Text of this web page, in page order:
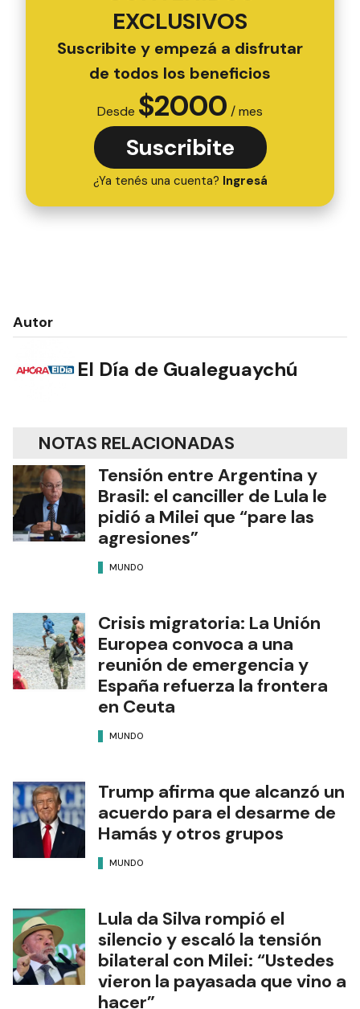
EXCLUSIVOS
Suscribite y empezá a disfrutar
de todos los beneficios
Desde $2000 / mes
Suscribite
¿Ya tenés una cuenta? Ingresá
Autor
El Día de Gualeguaychú
NOTAS RELACIONADAS
Tensión entre Argentina y
Brasil: el canciller de Lula le
pidió a Milei que “pare las
agresiones”
MUNDO
Crisis migratoria: La Unión
Europea convoca a una
reunión de emergencia y
España refuerza la frontera
en Ceuta
MUNDO
Trump afirma que alcanzó un
acuerdo para el desarme de
Hamás y otros grupos
MUNDO
Lula da Silva rompió el
silencio y escaló la tensión
bilateral con Milei: “Ustedes
vieron la payasada que vino a
hacer”